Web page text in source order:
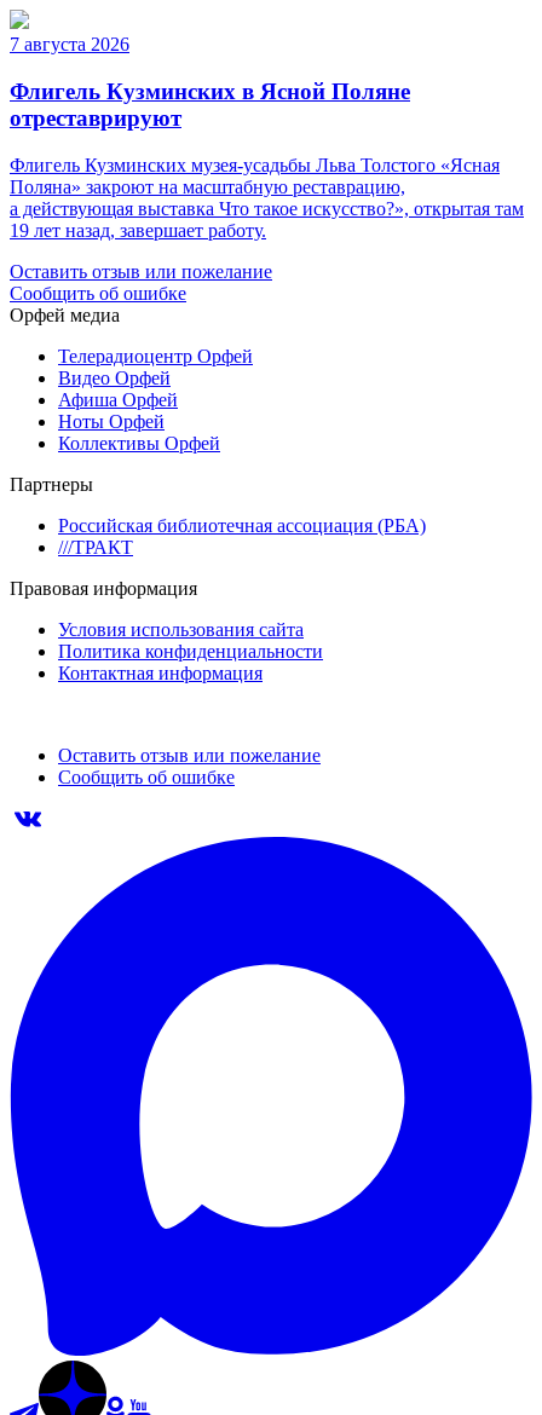
7 августа 2026
Флигель Кузминских в Ясной Поляне
отреставрируют
Флигель Кузминских музея-усадьбы Льва Толстого «Ясная
Поляна» закроют на масштабную реставрацию,
а действующая выставка Что такое искусство?», открытая там
19 лет назад, завершает работу.
Оставить отзыв или пожелание
Сообщить об ошибке
Орфей медиа
Телерадиоцентр Орфей
Видео Орфей
Афиша Орфей
Ноты Орфей
Коллективы Орфей
Партнеры
Российская библиотечная ассоциация (РБА)
///ТРАКТ
Правовая информация
Условия использования сайта
Политика конфиденциальности
Контактная информация
Оставить отзыв или пожелание
Сообщить об ошибке